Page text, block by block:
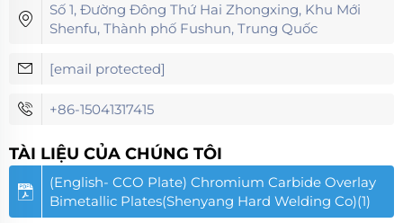
Số 1, Đường Đông Thứ Hai Zhongxing, Khu Mới
Shenfu, Thành phố Fushun, Trung Quốc
[email protected]
+86-15041317415
TÀI LIỆU CỦA CHÚNG TÔI
(English- CCO Plate) Chromium Carbide Overlay
Bimetallic Plates(Shenyang Hard Welding Co)(1)